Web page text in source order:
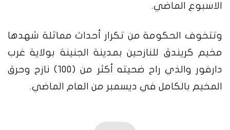
الاسبوع الماضي.
وتتخوف الحكومة من تكرار أحداث مماثلة شهدها
مخيم كريندق للنازحين بمدينة الجنينة بولاية غرب
دارفور والذي راح ضحيته أكثر من (١٠٠) نازح وحرق
المخيم بالكامل في ديسمبر من العام الماضي.